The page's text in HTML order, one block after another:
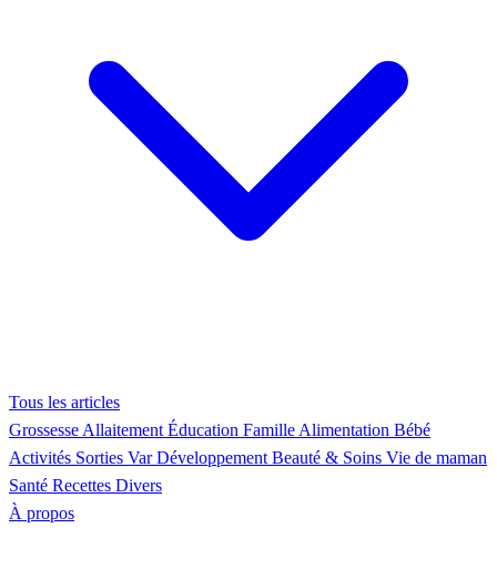
Tous les articles
Grossesse Allaitement Éducation Famille Alimentation Bébé
Activités Sorties Var Développement Beauté & Soins Vie de maman
Santé Recettes Divers
À propos